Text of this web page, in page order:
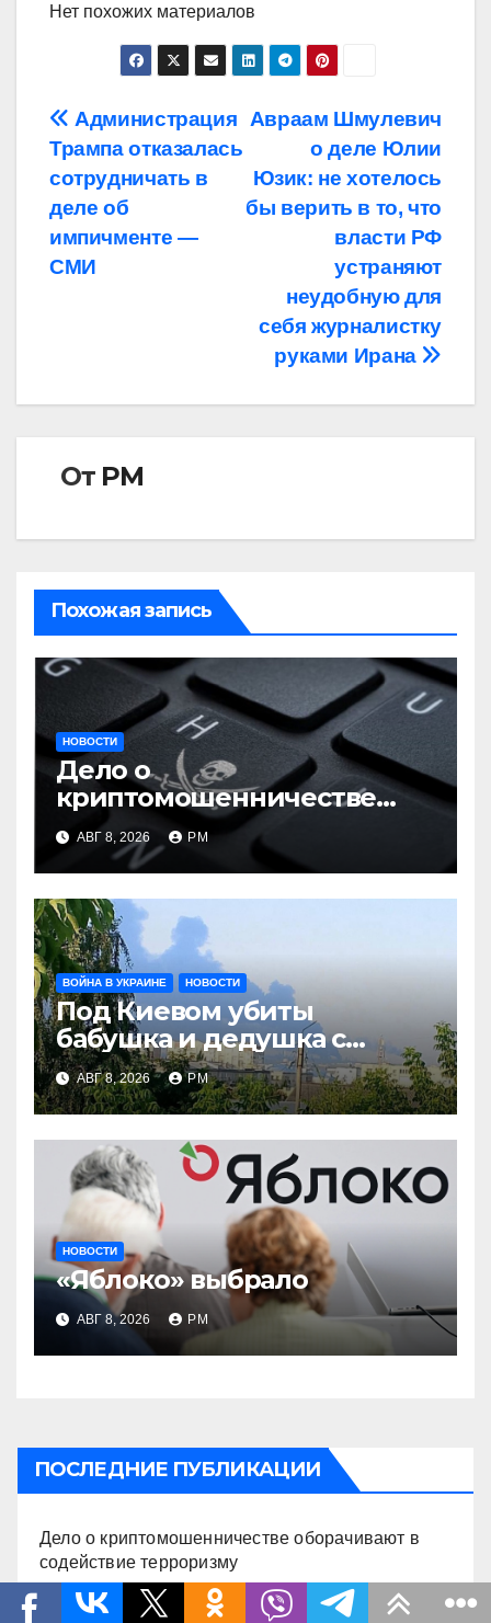
Нет похожих материалов
Навигация
по
записям
Авраам Шмулевич
о деле Юлии
Юзик: не хотелось
бы верить в то, что
власти РФ
устраняют
неудобную для
себя журналистку
руками Ирана
Администрация
Трампа отказалась
сотрудничать в
деле об
импичменте —
СМИ
От РМ
Похожая запись
НОВОСТИ
Дело о
криптомошенничестве
оборачивают в содействие
терроризму
АВГ 8, 2026 РМ
ВОЙНА В УКРАИНЕ НОВОСТИ
Под Киевом убиты
бабушка и дедушка с
внуком, в Поволжье и на
Кубани вновь горят НПЗ
АВГ 8, 2026 РМ
НОВОСТИ
«Яблоко» выбрало
АВГ 8, 2026 РМ
ПОСЛЕДНИЕ ПУБЛИКАЦИИ
Дело о криптомошенничестве оборачивают в
содействие терроризму